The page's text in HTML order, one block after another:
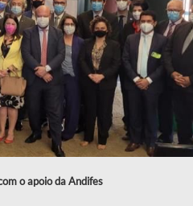
o apoio da Andifes